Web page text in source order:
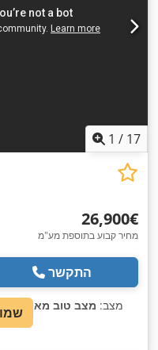
1 / 17
‏26,900 ‏€
מחיר קבוע בתוספת מע"מ
התקשר
מצב: מצב טוב מאוד